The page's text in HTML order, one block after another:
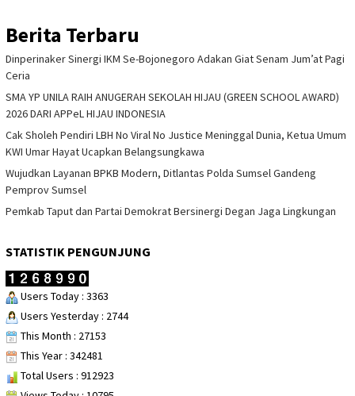
Berita Terbaru
Dinperinaker Sinergi IKM Se-Bojonegoro Adakan Giat Senam Jum’at Pagi
Ceria
SMA YP UNILA RAIH ANUGERAH SEKOLAH HIJAU (GREEN SCHOOL AWARD)
2026 DARI APPeL HIJAU INDONESIA
Cak Sholeh Pendiri LBH No Viral No Justice Meninggal Dunia, Ketua Umum
KWI Umar Hayat Ucapkan Belangsungkawa
Wujudkan Layanan BPKB Modern, Ditlantas Polda Sumsel Gandeng
Pemprov Sumsel
Pemkab Taput dan Partai Demokrat Bersinergi Degan Jaga Lingkungan
STATISTIK PENGUNJUNG
Users Today : 3363
Users Yesterday : 2744
This Month : 27153
This Year : 342481
Total Users : 912923